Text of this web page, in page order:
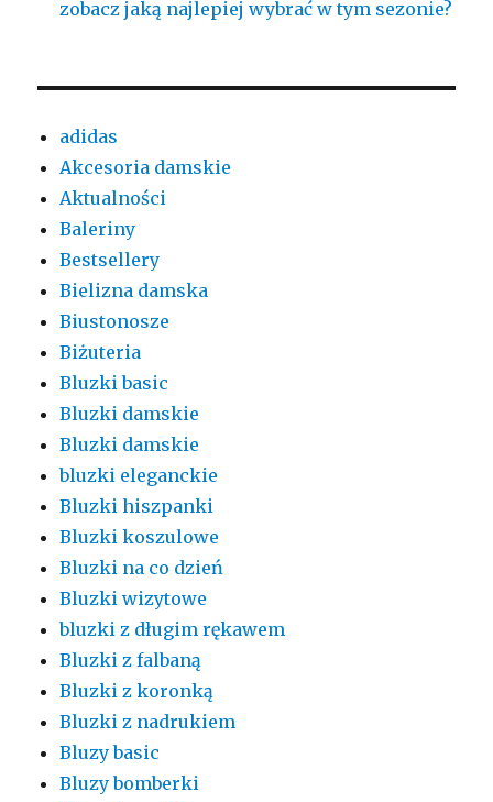
zobacz jaką najlepiej wybrać w tym sezonie?
adidas
Akcesoria damskie
Aktualności
Baleriny
Bestsellery
Bielizna damska
Biustonosze
Biżuteria
Bluzki basic
Bluzki damskie
Bluzki damskie
bluzki eleganckie
Bluzki hiszpanki
Bluzki koszulowe
Bluzki na co dzień
Bluzki wizytowe
bluzki z długim rękawem
Bluzki z falbaną
Bluzki z koronką
Bluzki z nadrukiem
Bluzy basic
Bluzy bomberki